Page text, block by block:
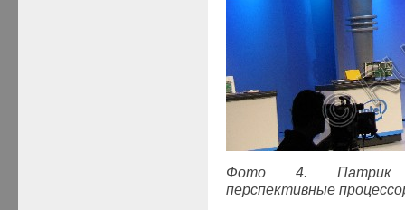
Фото 4. Патрик
перспективные